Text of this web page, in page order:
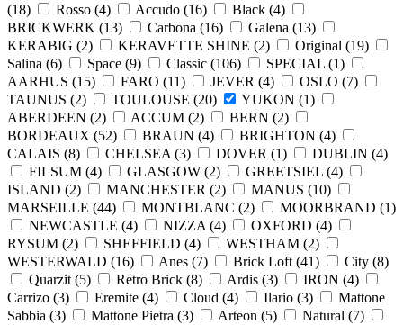
(18) Rosso (4) Accudo (16) Black (4)
BRICKWERK (13) Carbona (16) Galena (13)
KERABIG (2) KERAVETTE SHINE (2) Original (19)
Salina (6) Space (9) Classic (106) SPECIAL (1)
AARHUS (15) FARO (11) JEVER (4) OSLO (7)
TAUNUS (2) TOULOUSE (20) YUKON (1)
ABERDEEN (2) ACCUM (2) BERN (2)
BORDEAUX (52) BRAUN (4) BRIGHTON (4)
CALAIS (8) CHELSEA (3) DOVER (1) DUBLIN (4)
FILSUM (4) GLASGOW (2) GREETSIEL (4)
ISLAND (2) MANCHESTER (2) MANUS (10)
MARSEILLE (44) MONTBLANC (2) MOORBRAND (1)
NEWCASTLE (4) NIZZA (4) OXFORD (4)
RYSUM (2) SHEFFIELD (4) WESTHAM (2)
WESTERWALD (16) Anes (7) Brick Loft (41) City (8)
Quarzit (5) Retro Brick (8) Ardis (3) IRON (4)
Carrizo (3) Eremite (4) Cloud (4) Ilario (3)
Mattone
Sabbia (3) Mattone Pietra (3) Arteon (5) Natural (7)